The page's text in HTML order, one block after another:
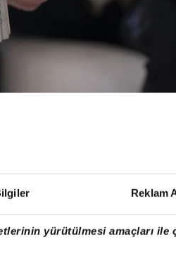
Reklam
yürütülmesi amaçları ile
için kesin zam oranları